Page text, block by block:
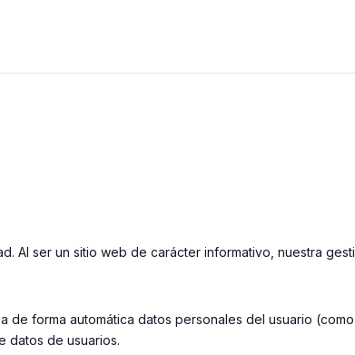
Al ser un sitio web de carácter informativo, nuestra
de forma automática datos personales del usuario
datos de usuarios.